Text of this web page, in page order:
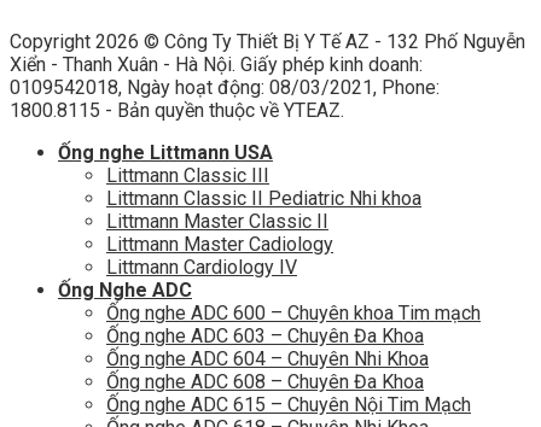
Copyright 2026 © Công Ty Thiết Bị Y Tế AZ - 132 Phố Nguyễn
Xiển - Thanh Xuân - Hà Nội. Giấy phép kinh doanh:
0109542018, Ngày hoạt động: 08/03/2021, Phone:
1800.8115 - Bản quyền thuộc về YTEAZ.
Ống nghe Littmann USA
Littmann Classic III
Littmann Classic II Pediatric Nhi khoa
Littmann Master Classic II
Littmann Master Cadiology
Littmann Cardiology IV
Ống Nghe ADC
Ống nghe ADC 600 – Chuyên khoa Tim mạch
Ống nghe ADC 603 – Chuyên Đa Khoa
Ống nghe ADC 604 – Chuyên Nhi Khoa
Ống nghe ADC 608 – Chuyên Đa Khoa
Ống nghe ADC 615 – Chuyên Nội Tim Mạch